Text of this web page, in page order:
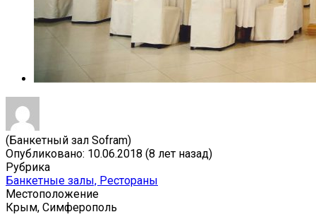
(Банкетный зал Sofram)
Опубликовано: 10.06.2018 (8 лет назад)
Рубрика
Банкетные залы, Рестораны
Местоположение
Крым, Симферополь